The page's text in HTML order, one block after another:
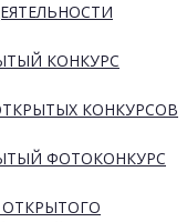
КОНКУРС
КОНКУРСОВ
ФОТОКОНКУРС